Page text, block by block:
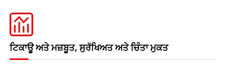
ਟਿਕਾਊ ਅਤੇ ਮਜ਼ਬੂਤ, ਸੁਰੱਖਿਅਤ ਅਤੇ ਚਿੰਤਾ ਮੁਕਤ